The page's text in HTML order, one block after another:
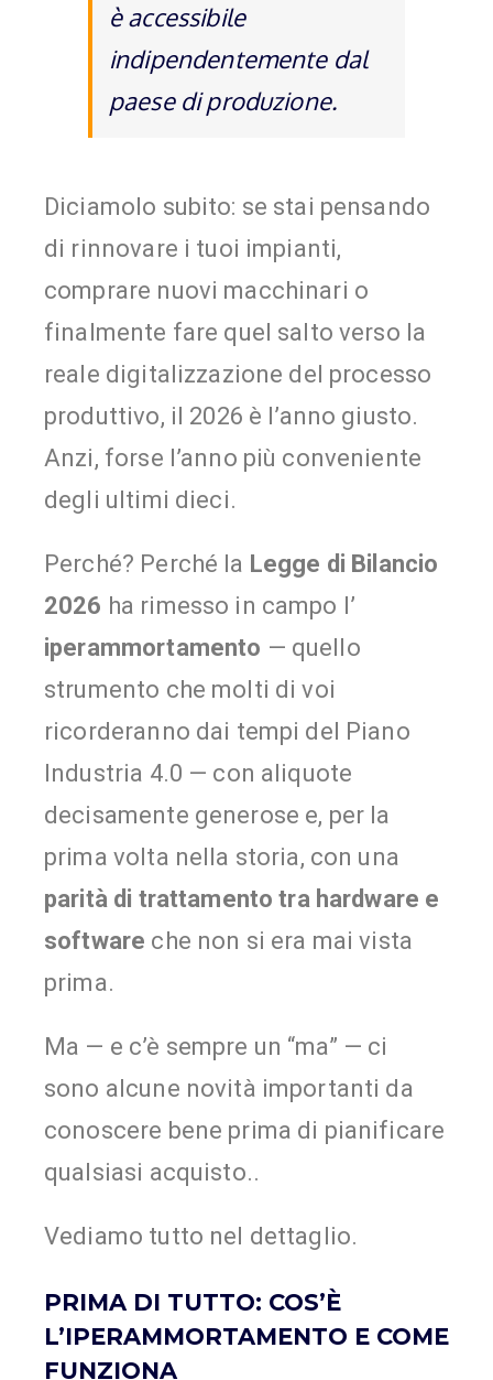
è accessibile
indipendentemente dal
paese di produzione.
Diciamolo subito: se stai pensando
di rinnovare i tuoi impianti,
comprare nuovi macchinari o
finalmente fare quel salto verso la
reale digitalizzazione del processo
produttivo, il 2026 è l’anno giusto.
Anzi, forse l’anno più conveniente
degli ultimi dieci.
Perché? Perché la Legge di Bilancio
2026 ha rimesso in campo l’
iperammortamento — quello
strumento che molti di voi
ricorderanno dai tempi del Piano
Industria 4.0 — con aliquote
decisamente generose e, per la
prima volta nella storia, con una
parità di trattamento tra hardware e
software che non si era mai vista
prima.
Ma — e c’è sempre un “ma” — ci
sono alcune novità importanti da
conoscere bene prima di pianificare
qualsiasi acquisto..
Vediamo tutto nel dettaglio.
PRIMA DI TUTTO: COS’È
L’IPERAMMORTAMENTO E COME
FUNZIONA